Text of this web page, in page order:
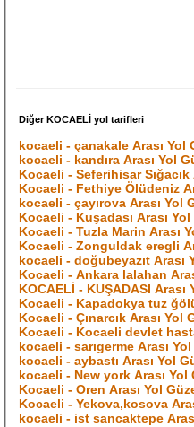
Diğer KOCAELİ yol tarifleri
kocaeli - çanakale Arası Yol
kocaeli - kandıra Arası Yol
Kocaeli - Seferihisar Sığacık
Kocaeli - Fethiye Ölüdeniz
kocaeli - çayırova Arası Yol
Kocaeli - Kuşadası Arası
Kocaeli - Tuzla Marin Arası
Kocaeli - Zonguldak eregli
kocaeli - doğubeyazıt Arası
Kocaeli - Ankara lalahan
KOCAELİ - KUŞADASI Arası
Kocaeli - Kapadokya tuz
Kocaeli - Çınarcık Arası Yol
Kocaeli - Kocaeli devlet
kocaeli - sarıgerme Arası
kocaeli - aybastı Arası Yol
kocaeli - New york Arası Yol
Kocaeli - Oren Arası Yol
Kocaeli - Yekova,kosova
kocaeli - ist